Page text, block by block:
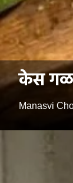
केस
Manasvi